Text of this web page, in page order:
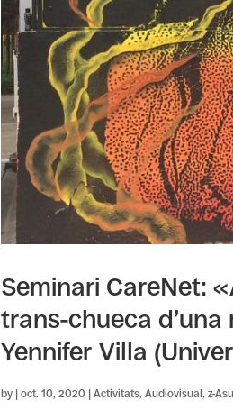
Seminari CareNet:
trans-chueca
Yennifer Villa
by |oct. 10, 2020 |Activitats,Audiovisual,z-